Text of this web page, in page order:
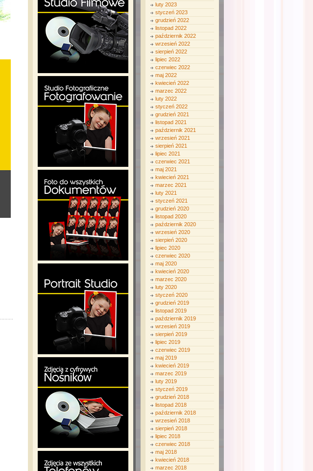
luty 2023
styczeń 2023
grudzień 2022
listopad 2022
październik 2022
wrzesień 2022
sierpień 2022
lipiec 2022
czerwiec 2022
maj 2022
kwiecień 2022
marzec 2022
luty 2022
styczeń 2022
grudzień 2021
listopad 2021
październik 2021
wrzesień 2021
sierpień 2021
lipiec 2021
czerwiec 2021
maj 2021
kwiecień 2021
marzec 2021
luty 2021
styczeń 2021
grudzień 2020
listopad 2020
październik 2020
wrzesień 2020
sierpień 2020
lipiec 2020
czerwiec 2020
maj 2020
kwiecień 2020
marzec 2020
luty 2020
styczeń 2020
grudzień 2019
listopad 2019
październik 2019
wrzesień 2019
sierpień 2019
lipiec 2019
czerwiec 2019
maj 2019
kwiecień 2019
marzec 2019
luty 2019
styczeń 2019
grudzień 2018
listopad 2018
październik 2018
wrzesień 2018
sierpień 2018
lipiec 2018
czerwiec 2018
maj 2018
kwiecień 2018
marzec 2018